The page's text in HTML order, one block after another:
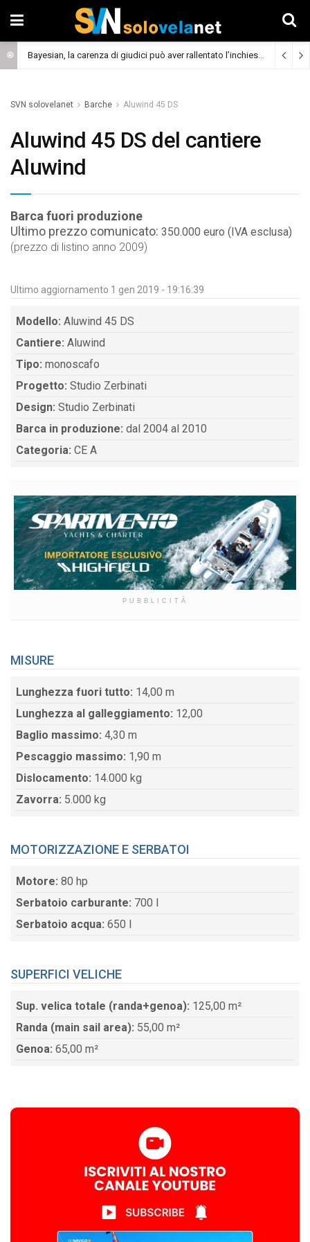
Bayesian, la carenza di giudici può aver rallentato l’inchiesta (Cronaca)
SVN solovelanet Barche Aluwind 45 DS
Aluwind 45 DS del cantiere
Aluwind
Barca fuori produzione
Ultimo prezzo comunicato: 350.000 euro (IVA esclusa)
(prezzo di listino anno 2009)
Ultimo aggiornamento 1 gen 2019 - 19:16:39
Modello: Aluwind 45 DS
Cantiere: Aluwind
Tipo: monoscafo
Progetto: Studio Zerbinati
Design: Studio Zerbinati
Barca in produzione:
dal 2004 al 2010
Categoria: CE A
PUBBLICITÀ
MISURE
Lunghezza fuori tutto: 14,00 m
Lunghezza al galleggiamento: 12,00
Baglio massimo: 4,30 m
Pescaggio massimo: 1,90 m
Dislocamento: 14.000 kg
Zavorra: 5.000 kg
MOTORIZZAZIONE E SERBATOI
Motore: 80 hp
Serbatoio carburante: 700 l
Serbatoio acqua: 650 l
SUPERFICI VELICHE
Sup. velica totale (randa+genoa): 125,00 m²
Randa (main sail area): 55,00 m²
Genoa: 65,00 m²